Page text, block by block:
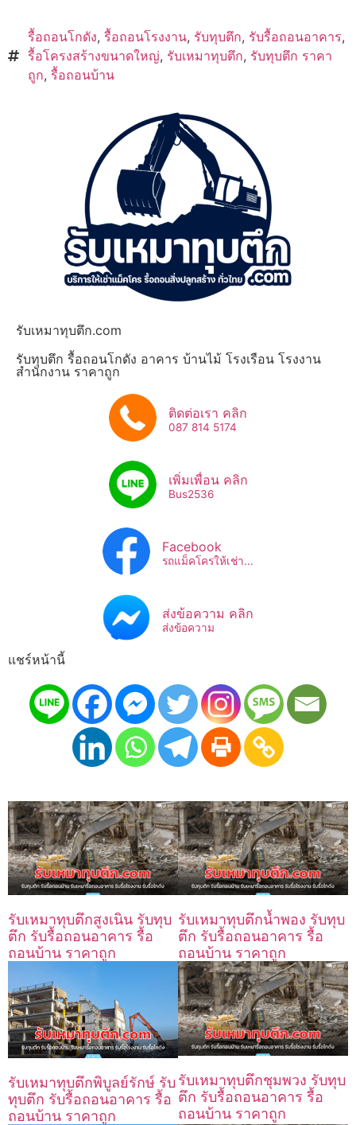
รื้อถอนโกดัง, รื้อถอนโรงงาน, รับทุบตึก, รับรื้อถอนอาคาร,
รื้อโครงสร้างขนาดใหญ่, รับเหมาทุบตึก, รับทุบตึก ราคา
ถูก, รื้อถอนบ้าน
รับเหมาทุบตึก.com
รับทุบตึก รื้อถอนโกดัง อาคาร บ้านไม้ โรงเรือน โรงงาน
สำนักงาน ราคาถูก
ติดต่อเรา คลิก
087 814 5174
เพิ่มเพื่อน คลิก
Bus2536​
Facebook
รถแม็คโครให้เช่า...
ส่งข้อความ คลิก
ส่งข้อความ
แชร์หน้านี้
รับเหมาทุบตึกสูงเนิน รับทุบ
ตึก รับรื้อถอนอาคาร รื้อ
ถอนบ้าน ราคาถูก
รับเหมาทุบตึกน้ำพอง รับทุบ
ตึก รับรื้อถอนอาคาร รื้อ
ถอนบ้าน ราคาถูก
รับเหมาทุบตึกพิบูลย์รักษ์ รับ
ทุบตึก รับรื้อถอนอาคาร รื้อ
ถอนบ้าน ราคาถูก
รับเหมาทุบตึกชุมพวง รับทุบ
ตึก รับรื้อถอนอาคาร รื้อ
ถอนบ้าน ราคาถูก